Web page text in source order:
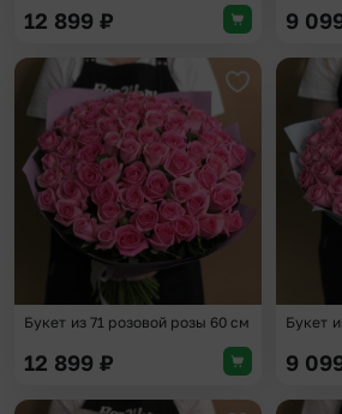
12 899 ₽ 9
Добавить в
Букет из 71 розовой розы 60 см
12 899 ₽
Букет
9